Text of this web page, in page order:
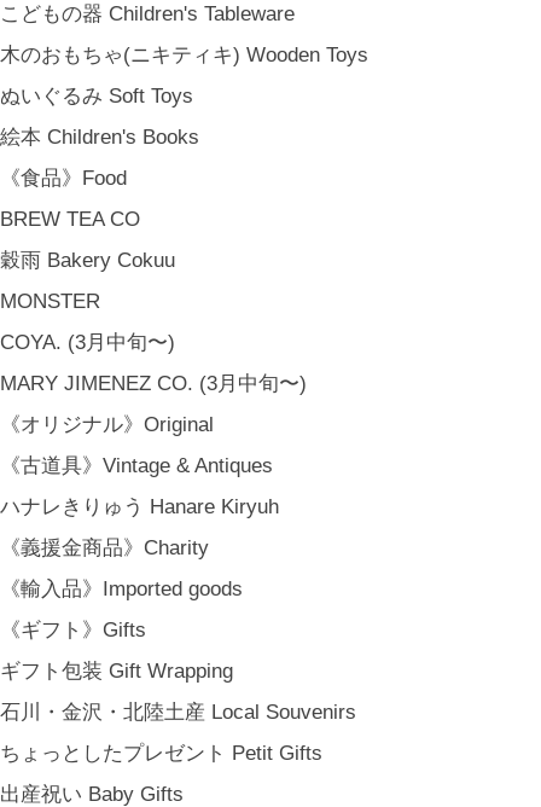
こどもの器 Children's Tableware
木のおもちゃ(ニキティキ) Wooden Toys
ぬいぐるみ Soft Toys
絵本 Children's Books
《食品》Food
BREW TEA CO
穀雨 Bakery Cokuu
MONSTER
COYA. (3月中旬〜)
MARY JIMENEZ CO. (3月中旬〜)
《オリジナル》Original
《古道具》Vintage & Antiques
ハナレきりゅう Hanare Kiryuh
《義援金商品》Charity
《輸入品》Imported goods
《ギフト》Gifts
ギフト包装 Gift Wrapping
石川・金沢・北陸土産 Local Souvenirs
ちょっとしたプレゼント Petit Gifts
出産祝い Baby Gifts